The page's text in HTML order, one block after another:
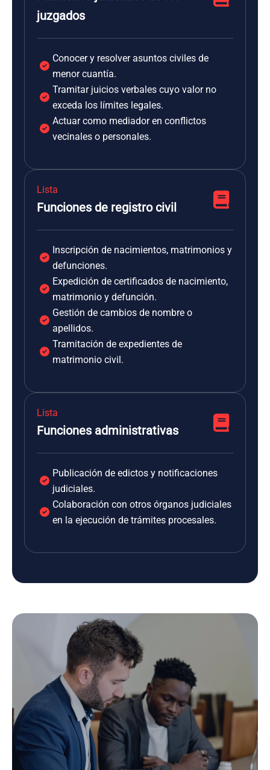
juzgados
Conocer y resolver asuntos civiles de
menor cuantía.
Tramitar juicios verbales cuyo valor no
exceda los límites legales.
Actuar como mediador en conflictos
vecinales o personales.
Lista
Funciones de registro civil
Inscripción de nacimientos, matrimonios y
defunciones.
Expedición de certificados de nacimiento,
matrimonio y defunción.
Gestión de cambios de nombre o
apellidos.
Tramitación de expedientes de
matrimonio civil.
Lista
Funciones administrativas
Publicación de edictos y notificaciones
judiciales.
Colaboración con otros órganos judiciales
en la ejecución de trámites procesales.